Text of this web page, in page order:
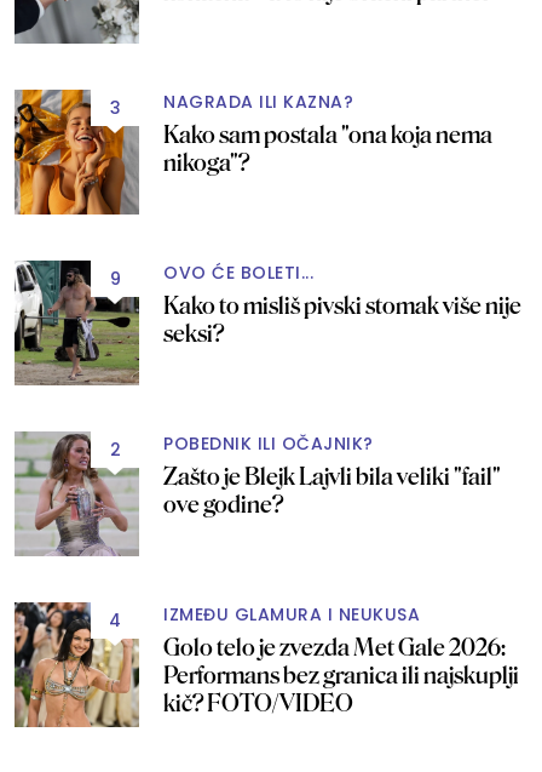
3 NAGRADA ILI KAZNA?
Kako sam postala "ona koja nema
nikoga"?
9 OVO ĆE BOLETI...
Kako to misliš pivski stomak više nije
seksi?
2 POBEDNIK ILI OČAJNIK?
Zašto je Blejk Lajvli bila veliki "fail"
ove godine?
4 IZMEĐU GLAMURA I NEUKUSA
Golo telo je zvezda Met Gale 2026:
Performans bez granica ili najskuplji
kič? FOTO/VIDEO